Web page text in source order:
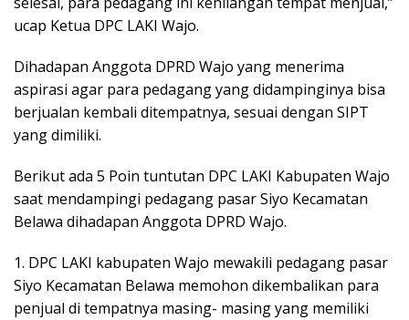
ucap Ketua DPC LAKI Wajo.
Dihadapan Anggota DPRD Wajo yang menerima
aspirasi agar para pedagang yang didampinginya bisa
berjualan kembali ditempatnya, sesuai dengan SIPT
yang dimiliki.
Berikut ada 5 Poin tuntutan DPC LAKI Kabupaten Wajo
saat mendampingi pedagang pasar Siyo Kecamatan
Belawa dihadapan Anggota DPRD Wajo.
1. DPC LAKI kabupaten Wajo mewakili pedagang pasar
Siyo Kecamatan Belawa memohon dikembalikan para
penjual di tempatnya masing- masing yang memiliki